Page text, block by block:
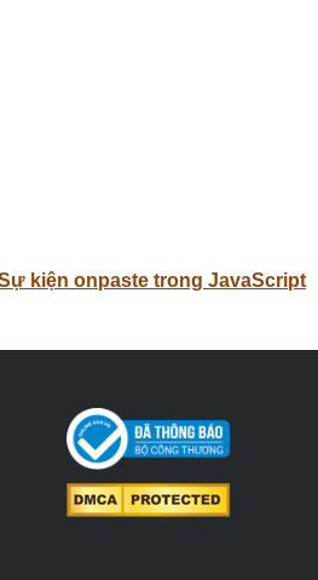
kiện onpaste trong JavaScript